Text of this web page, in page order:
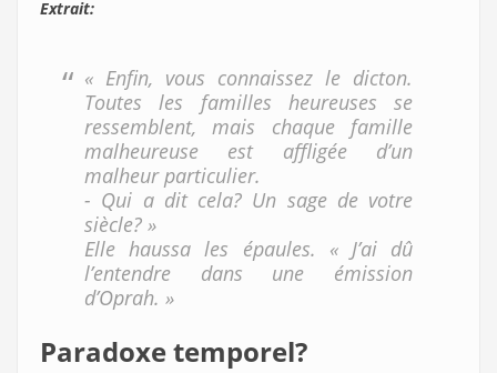
Extrait:
« Enfin, vous connaissez le dicton.
Toutes les familles heureuses se
ressemblent, mais chaque famille
malheureuse est affligée d’un
malheur particulier.
- Qui a dit cela? Un sage de votre
siècle? »
Elle haussa les épaules. « J’ai dû
l’entendre dans une émission
d’Oprah. »
Paradoxe temporel?